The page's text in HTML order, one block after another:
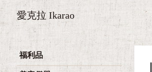
愛克拉 Ikarao
福利品
美容儀器